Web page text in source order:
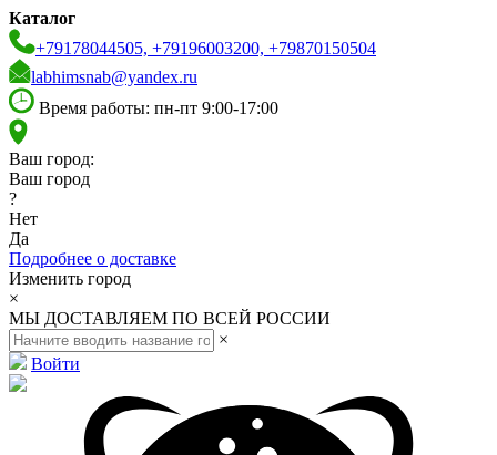
Каталог
+79178044505, +79196003200, +79870150504
labhimsnab@yandex.ru
Время работы: пн-пт 9:00-17:00
Ваш город:
Ваш город
?
Нет
Да
Подробнее о доставке
Изменить город
×
МЫ ДОСТАВЛЯЕМ ПО ВСЕЙ РОССИИ
×
Войти